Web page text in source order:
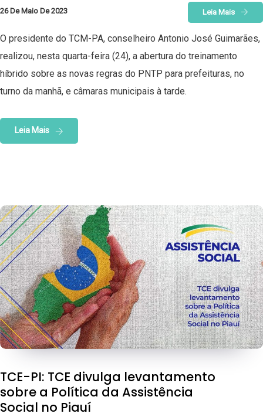
26 De Maio De 2023 Leia Mais
O presidente do TCM-PA, conselheiro Antonio José Guimarães,
realizou, nesta quarta-feira (24), a abertura do treinamento
híbrido sobre as novas regras do PNTP para prefeituras, no
turno da manhã, e câmaras municipais à tarde.
Leia Mais
TCE-PI: TCE divulga levantamento
sobre a Política da Assistência
Social no Piauí